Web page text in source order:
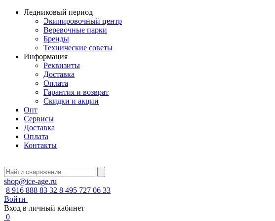
Ледниковый период
Экипировочный центр
Веревочные парки
Бренды
Технические советы
Информация
Реквизиты
Доставка
Оплата
Гарантия и возврат
Скидки и акции
Опт
Сервисы
Доставка
Оплата
Контакты
shop@ice-age.ru
8 916 888 83 32 8 495 727 06 33
Войти
Вход в личный кабинет
0